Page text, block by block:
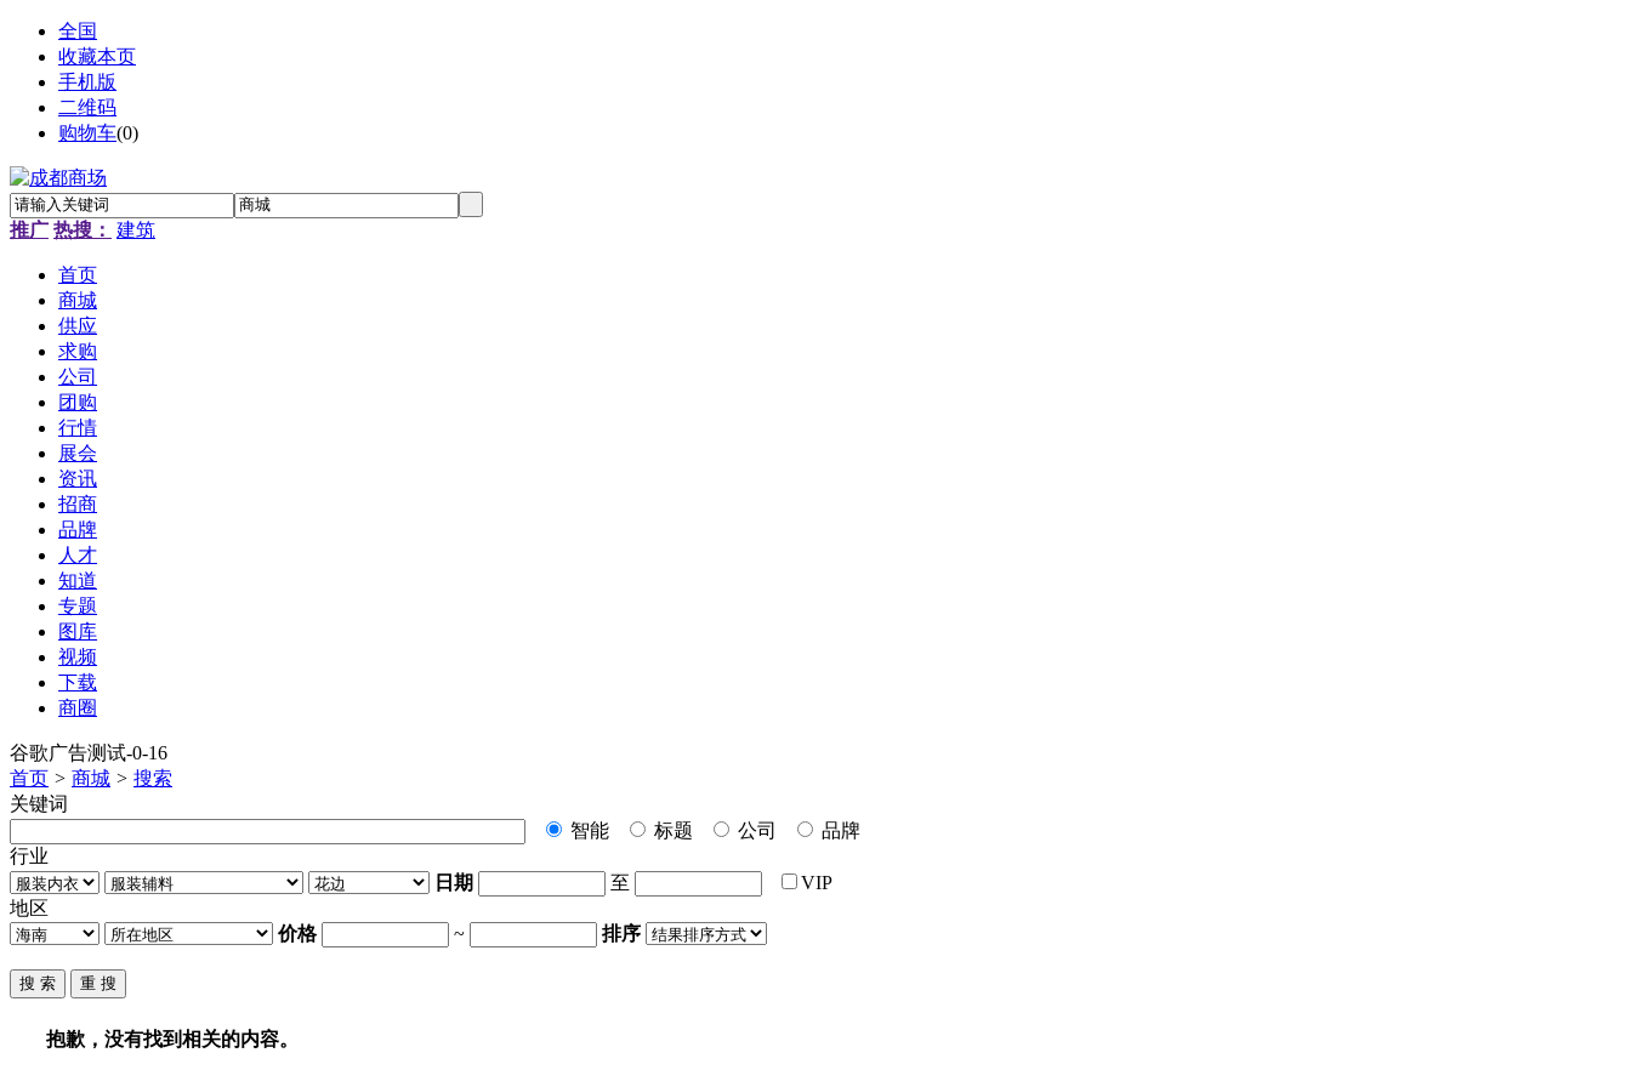
全国
收藏本页
手机版
二维码
购物车(0)
推广 热搜： 建筑
首页
商城
供应
求购
公司
团购
行情
展会
资讯
招商
品牌
人才
知道
专题
图库
视频
下载
商圈
谷歌广告测试-0-16
首页 > 商城 > 搜索
关键词
智能
标题 公司
品牌
行业
日期
至
VIP
地区
价格
~ 排序
抱歉，没有找到相关的内容。